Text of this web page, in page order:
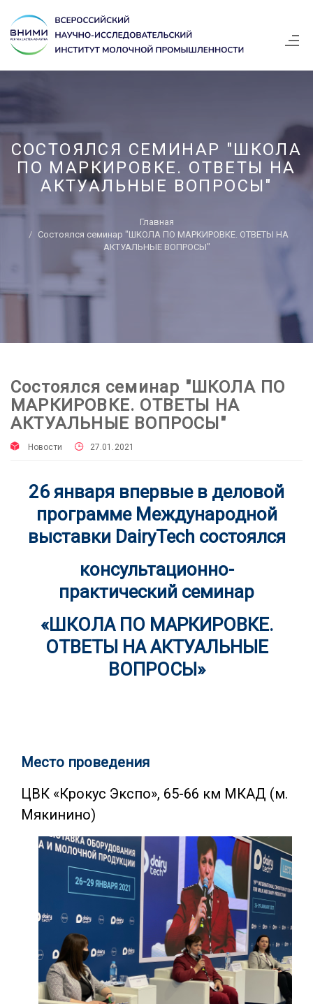
СОСТОЯЛСЯ СЕМИНАР "ШКОЛА
ПО МАРКИРОВКЕ. ОТВЕТЫ НА
АКТУАЛЬНЫЕ ВОПРОСЫ"
Главная
Состоялся семинар "ШКОЛА ПО МАРКИРОВКЕ. ОТВЕТЫ НА
АКТУАЛЬНЫЕ ВОПРОСЫ"
Состоялся семинар "ШКОЛА ПО
МАРКИРОВКЕ. ОТВЕТЫ НА
АКТУАЛЬНЫЕ ВОПРОСЫ"
Новости 27.01.2021
26 января впервые в деловой
программе Международной
выставки DairyTech состоялся
консультационно-
практический семинар
«ШКОЛА ПО МАРКИРОВКЕ.
ОТВЕТЫ НА АКТУАЛЬНЫЕ
ВОПРОСЫ»
Место проведения
ЦВК «Крокус Экспо», 65-66 км МКАД (м.
Мякинино)